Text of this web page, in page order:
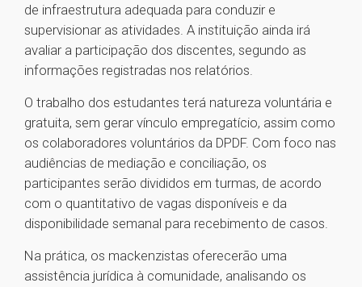
de infraestrutura adequada para conduzir e
supervisionar as atividades. A instituição ainda irá
avaliar a participação dos discentes, segundo as
informações registradas nos relatórios.
O trabalho dos estudantes terá natureza voluntária e
gratuita, sem gerar vínculo empregatício, assim como
os colaboradores voluntários da DPDF. Com foco nas
audiências de mediação e conciliação, os
participantes serão divididos em turmas, de acordo
com o quantitativo de vagas disponíveis e da
disponibilidade semanal para recebimento de casos.
Na prática, os mackenzistas oferecerão uma
assistência jurídica à comunidade, analisando os